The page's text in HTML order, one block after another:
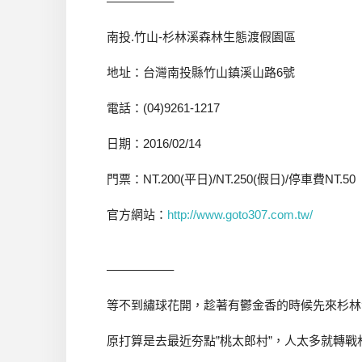
南投.竹山-杉林溪森林生態渡假園區
地址：台灣南投縣竹山鎮溪山路6號
電話：(04)9261-1217
日期：2016/02/14
門票：NT.200(平日)/NT.250(假日)/停車費NT.50
官方網站： http://www.goto307.com.tw/
—————–
等不到繡球花開，趁著有鬱金香的時候先來杉林
原打算是去最近夯點”桃太郎村”，人太多就轉戰